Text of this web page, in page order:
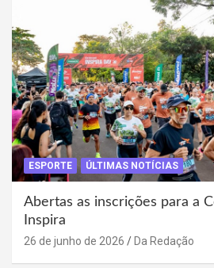
ESPORTE ÚLTIMAS NOTÍCIAS
Abertas as inscrições para a
Inspira
26 de junho de 2026 Da Redação